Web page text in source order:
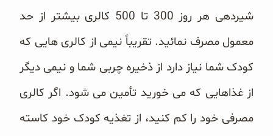
شیردهی هر روز 300 تا 500 کالری بیشتر از حد
معمول مصرف نمائید. تقریباً نیمی از کالری هایی که
کودک شما نیاز دارد از ذخیره چربی شما و نیمی دیگر
از غذاهایی که می خورید تأمین می شود. اگر کالری
مصرفی خود را کم کنید، از تغذیه کودک خود کاسته